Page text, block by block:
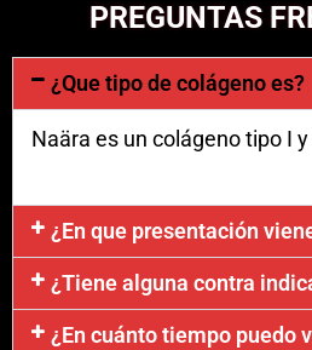
PREGUNTAS
¿Que tipo de colágeno es?
Naära es un colágeno tipo I
¿En que presentación
¿Tiene alguna contra
¿En cuánto tiempo puedo